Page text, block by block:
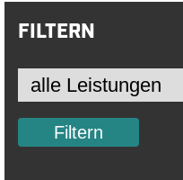
FILTERN
Filtern